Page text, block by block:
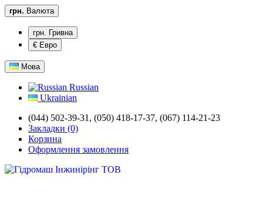
грн. Валюта
грн. Гривна
€ Евро
Мова
Russian
Ukrainian
(044) 502-39-31, (050) 418-17-37, (067) 114-21-23
Закладки (0)
Корзина
Оформлення замовлення